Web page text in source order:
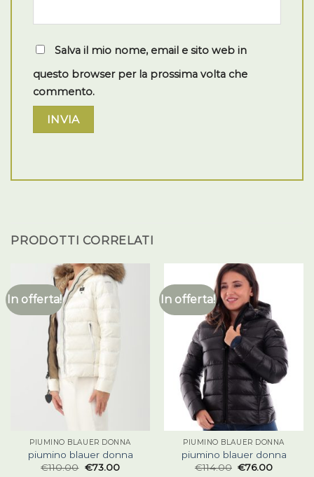
Salva il mio nome, email e sito web in
questo browser per la prossima volta che
commento.
PRODOTTI CORRELATI
In offerta!
PIUMINO BLAUER DONNA
piumino blauer donna
€110.00 €73.00
In offerta!
PIUMINO BLAUER DONNA
piumino blauer donna
€114.00 €76.00